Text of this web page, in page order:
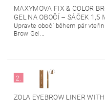
MAXYMOVA FIX & COLOR
GEL NA OBOČÍ – SÁČEK 1,5
Upravte obočí během pár
Brow Gel...
2.
ZOLA EYEBROW LINER